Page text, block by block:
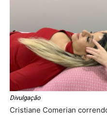
Divulgação
Cristiane Comerian